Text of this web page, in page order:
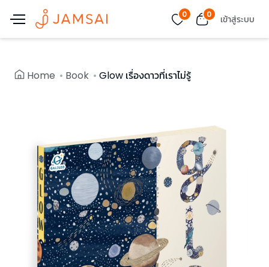
0 0 เข้าสู่ระบบ
Home Book Glow เรื่องดาวที่เราไม่รู้